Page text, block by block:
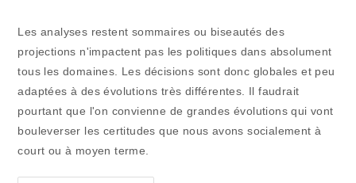
Les analyses restent sommaires ou biseautés des
projections n'impactent pas les politiques dans absolument
tous les domaines. Les décisions sont donc globales et peu
adaptées à des évolutions très différentes. Il faudrait
pourtant que l'on convienne de grandes évolutions qui vont
bouleverser les certitudes que nous avons socialement à
court ou à moyen terme.